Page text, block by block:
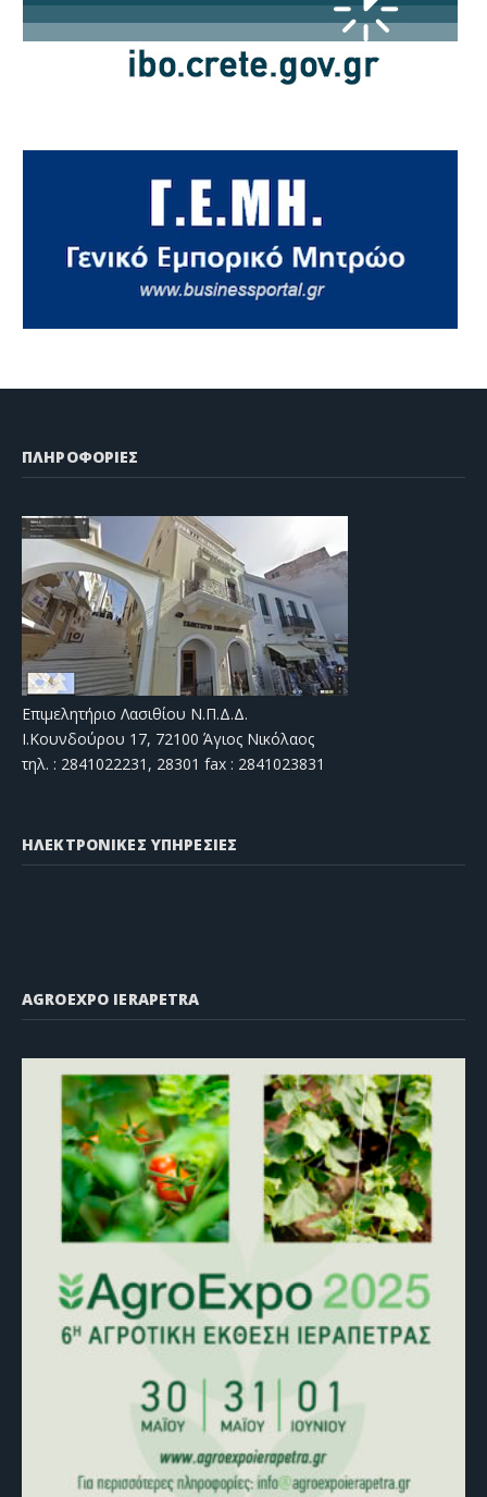
ΠΛΗΡΟΦΟΡΙΕΣ
Επιμελητήριο Λασιθίου Ν.Π.Δ.Δ.
Ι.Κουνδούρου 17, 72100 Άγιος Νικόλαος
τηλ. : 2841022231, 28301 fax : 2841023831
ΗΛΕΚΤΡΟΝΙΚΕΣ ΥΠΗΡΕΣΙΕΣ
AGROEXPO IERAPETRA